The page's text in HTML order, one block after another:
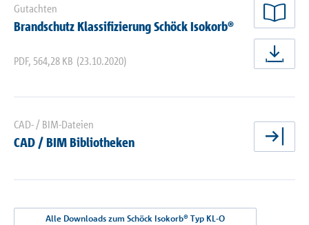
Gutachten
Brandschutz Klassifizierung Schöck Isokorb®
PDF, 564,28 KB (23.10.2020)
CAD- / BIM-Dateien
CAD / BIM Bibliotheken
Alle Downloads zum Schöck Isokorb® Typ KL-O